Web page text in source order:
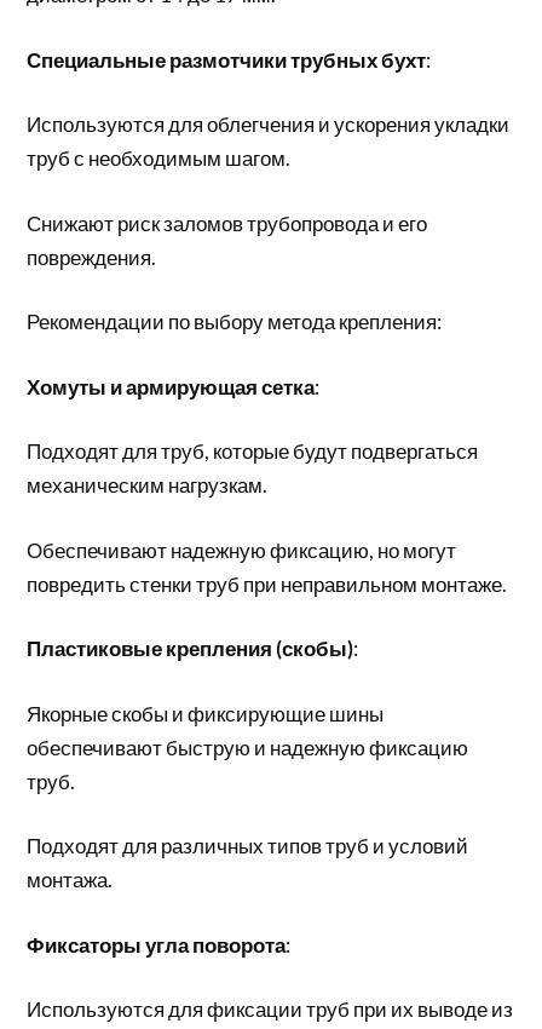
Специальные размотчики трубных бухт:
Используются для облегчения и ускорения укладки
труб с необходимым шагом.
Снижают риск заломов трубопровода и его
повреждения.
Рекомендации по выбору метода крепления:
Хомуты и армирующая сетка:
Подходят для труб, которые будут подвергаться
механическим нагрузкам.
Обеспечивают надежную фиксацию, но могут
повредить стенки труб при неправильном монтаже.
Пластиковые крепления (скобы):
Якорные скобы и фиксирующие шины
обеспечивают быструю и надежную фиксацию
труб.
Подходят для различных типов труб и условий
монтажа.
Фиксаторы угла поворота:
Используются для фиксации труб при их выводе из